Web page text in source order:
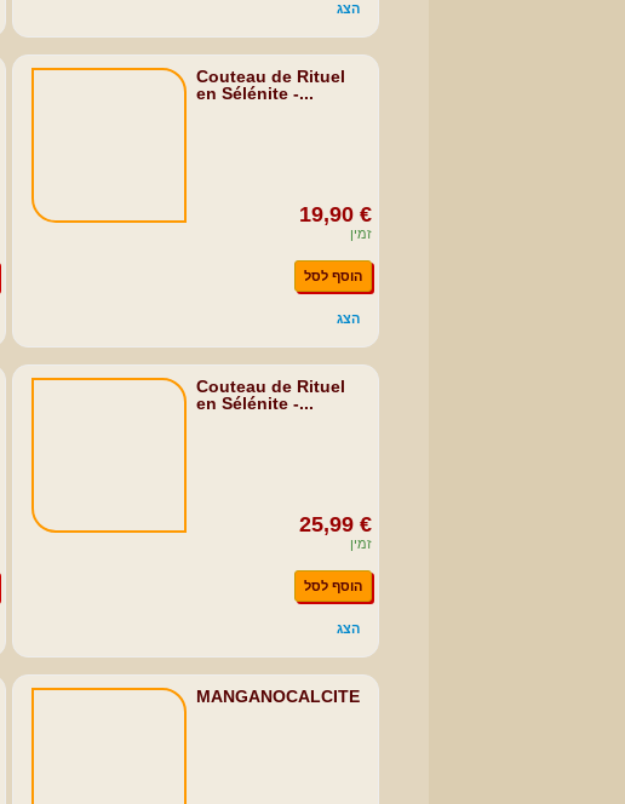
הצג
Couteau de Rituel
en Sélénite -...
19,90 €
זמין
הוסף לסל
הצג
Couteau de Rituel
en Sélénite -...
25,99 €
זמין
הוסף לסל
הצג
MANGANOCALCITE